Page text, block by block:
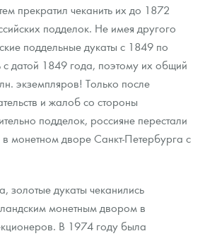
прекратил чеканить их до 1872
подделок. Не имея другого
поддельные дукаты с 1849 по
с датой 1849 года, поэтому их общий
экземпляров! Только после
и жалоб со стороны
подделок, россияне перестали
в монетном дворе Санкт-Петербурга с
золотые дукаты чеканились
монетным двором в
В 1974 году была